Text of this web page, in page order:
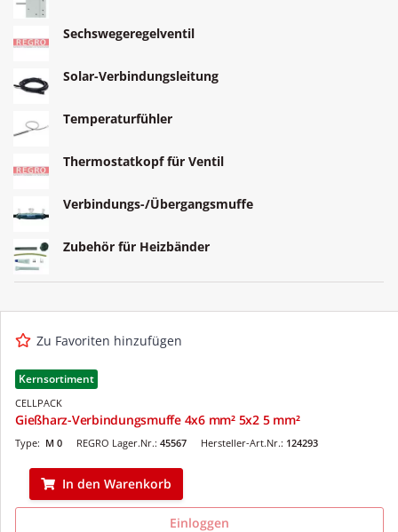
Sechswegeregelventil
Solar-Verbindungsleitung
Temperaturfühler
Thermostatkopf für Ventil
Verbindungs-/Übergangsmuffe
Zubehör für Heizbänder
Zu Favoriten hinzufügen
Kernsortiment
CELLPACK
Gießharz-Verbindungsmuffe 4x6 mm² 5x2 5 mm²
REGRO Lager.Nr.: 45567
Type: M 0 Hersteller-Art.Nr.: 124293
In den Warenkorb
Einloggen